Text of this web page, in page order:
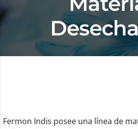
Fermon Indis posee una línea de